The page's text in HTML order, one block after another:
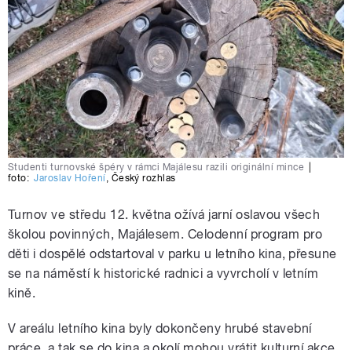
Studenti turnovské špéry v rámci Majálesu razili originální mince
foto: Jaroslav Hoření, Český rozhlas
Turnov ve středu 12. května ožívá jarní oslavou všech
školou povinných, Majálesem. Celodenní program pro
děti i dospělé odstartoval v parku u letního kina, přesune
se na náměstí k historické radnici a vyvrcholí v letním
kině.
V areálu letního kina byly dokončeny hrubé stavební